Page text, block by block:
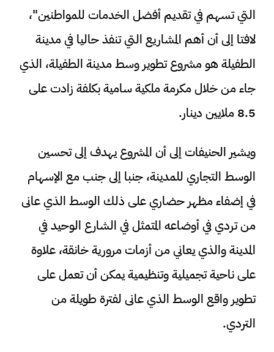
التي تسهم في تقديم أفضل الخدمات للمواطنين"،
لافتا إلى أن أهم المشاريع التي تنفذ حاليا في مدينة
الطفيلة هو مشروع تطوير وسط مدينة الطفيلة، الذي
جاء من خلال مكرمة ملكية سامية بكلفة زادت على
8.5 ملايين دينار.
ويشير الحنيفات إلى أن المشروع يهدف إلى تحسين
الوسط التجاري للمدينة، جنبا إلى جنب مع الإسهام
في إضفاء مظهر حضاري على ذلك الوسط الذي عانى
من تردي في أوضاعه المتمثل في الشارع الوحيد في
المدينة والذي يعاني من أزمات مرورية خانقة، علاوة
على ناحية تجميلية وتنظيمية يمكن أن تعمل على
تطوير واقع الوسط الذي عانى لفترة طويلة من
التردي.